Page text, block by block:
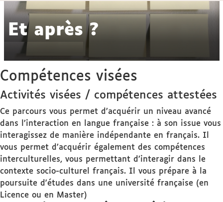
Et après ?
Compétences visées
Activités visées / compétences attestées
Ce parcours vous permet d’acquérir un niveau avancé
dans l’interaction en langue française : à son issue vous
interagissez de manière indépendante en français. Il
vous permet d’acquérir également des compétences
interculturelles, vous permettant d’interagir dans le
contexte socio-culturel français. Il vous prépare à la
poursuite d'études dans une université française (en
Licence ou en Master)